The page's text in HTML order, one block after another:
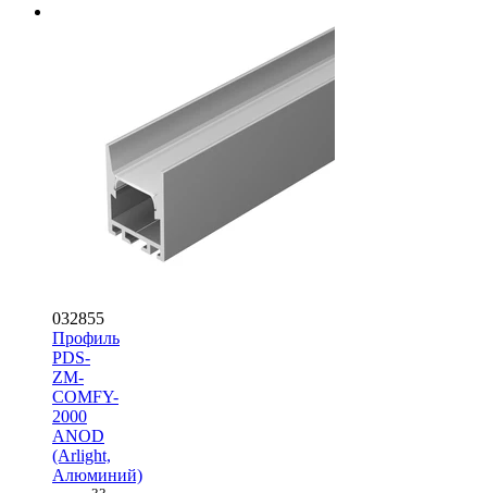
032855
Профиль
PDS-
ZM-
COMFY-
2000
ANOD
(Arlight,
Алюминий)